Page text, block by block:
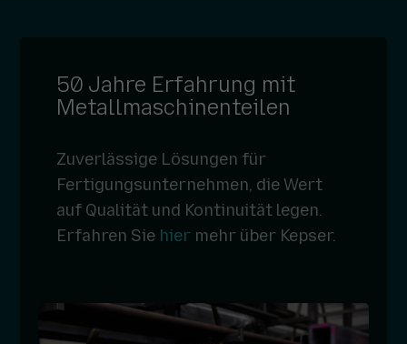
50 Jahre Erfahrung mit
Metallmaschinenteilen
Zuverlässige Lösungen für
Fertigungsunternehmen, die Wert
auf Qualität und Kontinuität legen.
Erfahren Sie hier mehr über Kepser.